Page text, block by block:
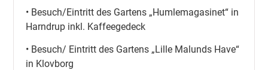
• Besuch/Eintritt des Gartens „Humlemagasinet“ in
Harndrup inkl. Kaffeegedeck
• Besuch/ Eintritt des Gartens „Lille Malunds Have“
in Klovborg